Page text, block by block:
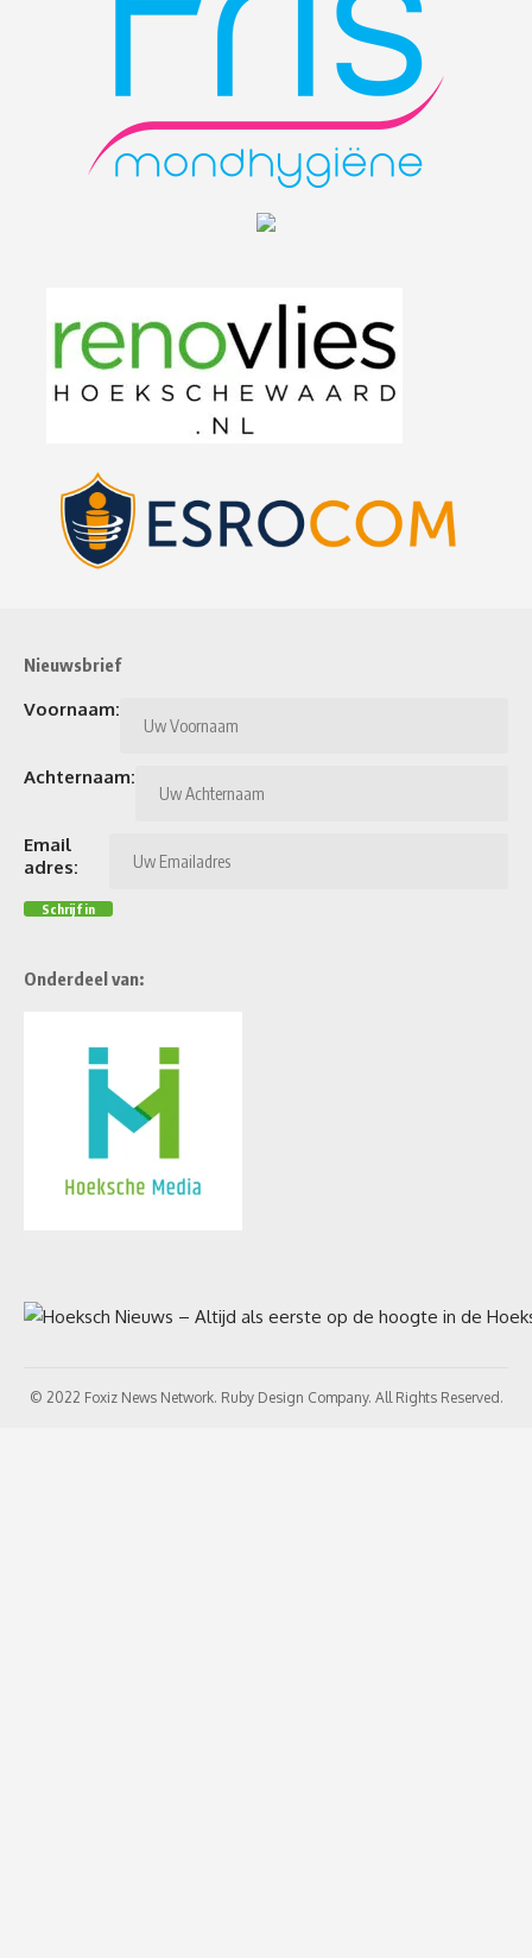
Nieuwsbrief
Voornaam:
Achternaam:
Email
adres:
Onderdeel van:
© 2022 Foxiz News Network. Ruby Design Company. All Rights Reserved.